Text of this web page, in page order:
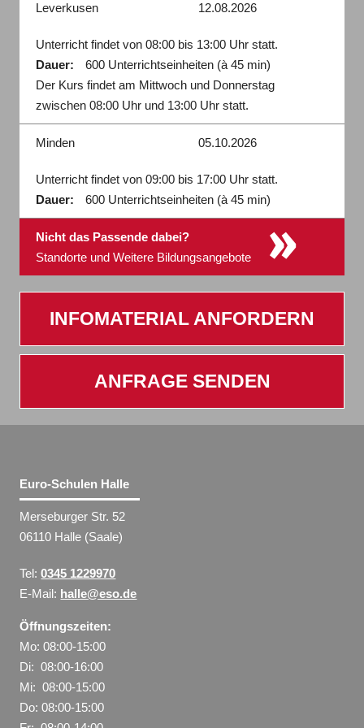
Leverkusen 12.08.2026
Unterricht findet von 08:00 bis 13:00 Uhr statt.
Dauer:
600 Unterrichtseinheiten (à 45 min)
Der Kurs findet am Mittwoch und Donnerstag
zwischen 08:00 Uhr und 13:00 Uhr statt.
Minden 05.10.2026
Unterricht findet von 09:00 bis 17:00 Uhr statt.
Dauer:
600 Unterrichtseinheiten (à 45 min)
Nicht das Passende dabei?
Standorte und Weitere Bildungsangebote
»
INFOMATERIAL ANFORDERN
ANFRAGE SENDEN
Euro-Schulen Halle
Merseburger Str. 52
06110 Halle (Saale)
Tel:0345 1229970
E-Mail: halle@eso.de
Öffnungszeiten:
Mo: 08:00-15:00
Di: 08:00-16:00
Mi: 08:00-15:00
Do: 08:00-15:00